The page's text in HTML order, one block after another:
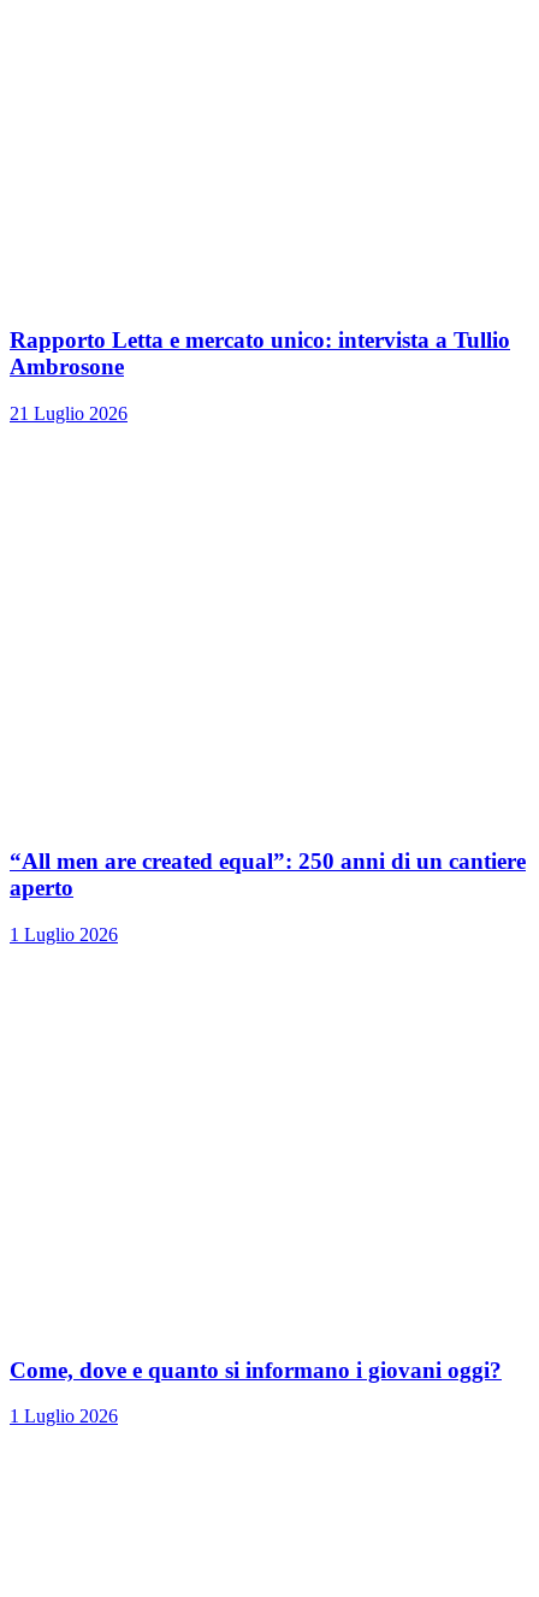
Rapporto Letta e mercato unico: intervista a Tullio
Ambrosone
21 Luglio 2026
“All men are created equal”: 250 anni di un cantiere
aperto
1 Luglio 2026
Come, dove e quanto si informano i giovani oggi?
1 Luglio 2026